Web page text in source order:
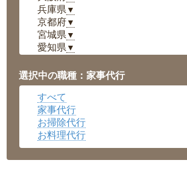
兵庫県 ▼
京都府▼
宮城県 ▼
愛知県 ▼
岡山県▼
広島県▼
沖縄県
選択中の職種：家事代行
すべて
家事代行
お掃除代行
お料理代行